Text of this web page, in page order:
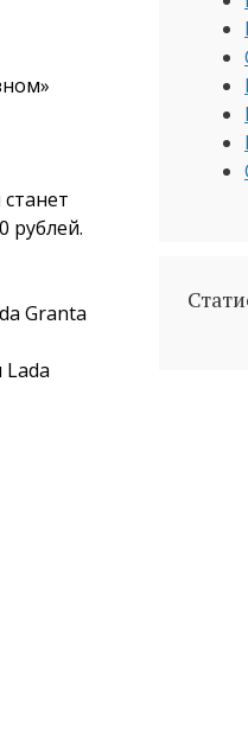
рублей.
Granta